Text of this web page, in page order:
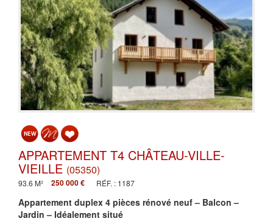
APPARTEMENT T4 CHÂTEAU-VILLE-
VIEILLE (05350)
93.6 M² 250 000 € RÉF. : 1187
Appartement duplex 4 pièces rénové neuf – Balcon –
Jardin – Idéalement situé